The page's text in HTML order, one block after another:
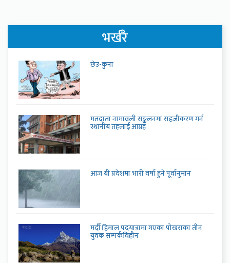
भर्खरै
छेउ-कुना
मतदाता नामावली सङ्कलनमा सहजीकरण गर्न
स्थानीय तहलाई आग्रह
आज यी प्रदेशमा भारी वर्षा हुने पूर्वानुमान
मर्दी हिमाल पदयात्रामा गएका पोखराका तीन
युवक सम्पर्कविहीन